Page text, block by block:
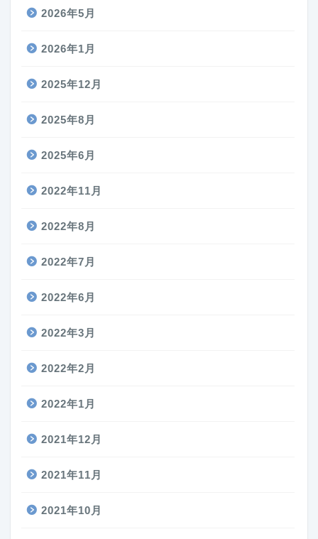
2026年5月
2026年1月
2025年12月
2025年8月
2025年6月
2022年11月
2022年8月
2022年7月
2022年6月
2022年3月
2022年2月
2022年1月
2021年12月
2021年11月
2021年10月